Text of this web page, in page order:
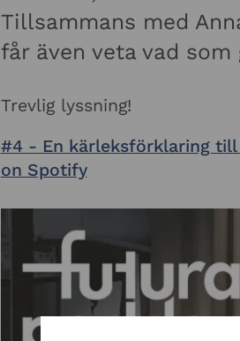
Tillsammans med
får även veta vad som
Trevlig lyssning!
#4 - En kärleksförklaring till
on Spotify